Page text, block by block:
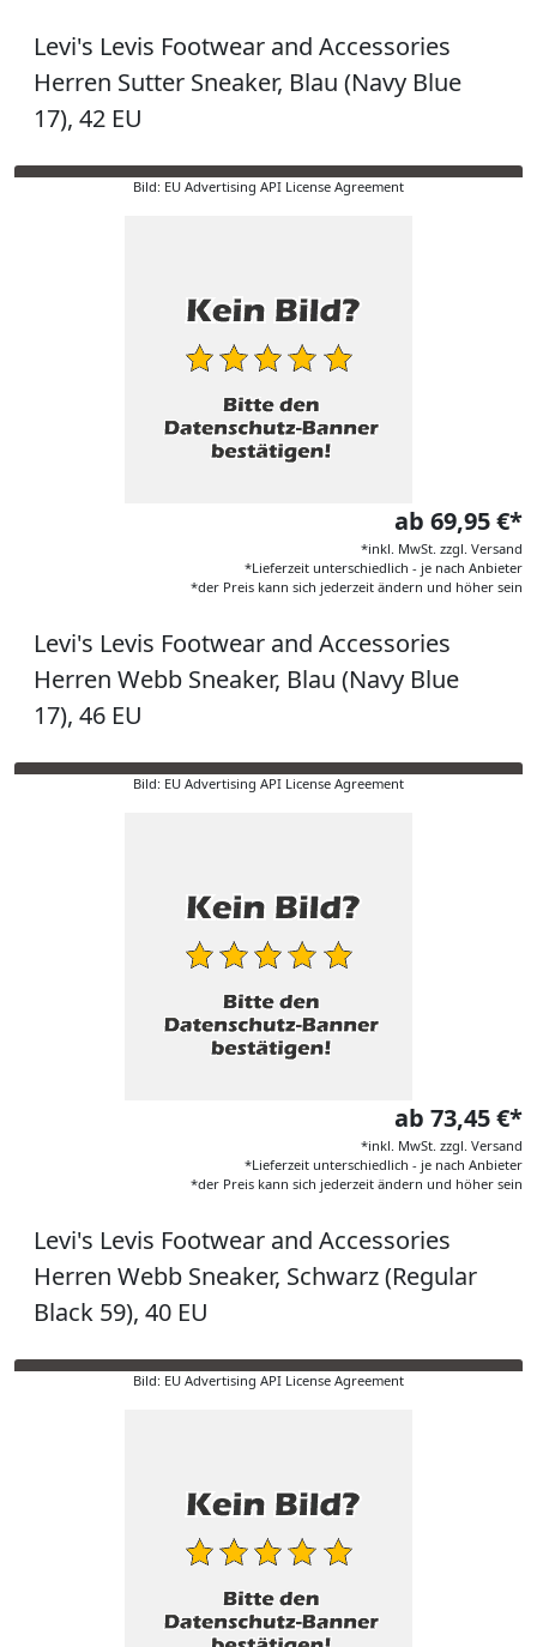
Levi's Levis Footwear and Accessories
Herren Sutter Sneaker, Blau (Navy Blue
17), 42 EU
Bild: EU Advertising API License Agreement
ab 69,95 €*
*inkl. MwSt. zzgl. Versand
*Lieferzeit unterschiedlich - je nach Anbieter
*der Preis kann sich jederzeit ändern und höher sein
Levi's Levis Footwear and Accessories
Herren Webb Sneaker, Blau (Navy Blue
17), 46 EU
Bild: EU Advertising API License Agreement
ab 73,45 €*
*inkl. MwSt. zzgl. Versand
*Lieferzeit unterschiedlich - je nach Anbieter
*der Preis kann sich jederzeit ändern und höher sein
Levi's Levis Footwear and Accessories
Herren Webb Sneaker, Schwarz (Regular
Black 59), 40 EU
Bild: EU Advertising API License Agreement